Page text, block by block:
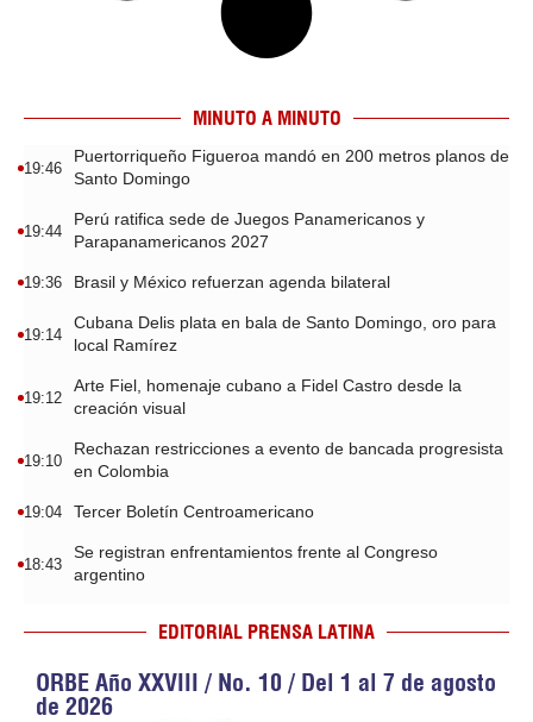
MINUTO A MINUTO
19:46
Puertorriqueño Figueroa mandó en 200 metros planos de
Santo Domingo
19:44
Perú ratifica sede de Juegos Panamericanos y
Parapanamericanos 2027
19:36 Brasil y México refuerzan agenda bilateral
19:14
Cubana Delis plata en bala de Santo Domingo, oro para
local Ramírez
19:12
Arte Fiel, homenaje cubano a Fidel Castro desde la
creación visual
19:10
Rechazan restricciones a evento de bancada progresista
en Colombia
19:04 Tercer Boletín Centroamericano
18:43
Se registran enfrentamientos frente al Congreso
argentino
EDITORIAL PRENSA LATINA
ORBE Año XXVIII / No. 10 / Del 1 al 7 de agosto
de 2026